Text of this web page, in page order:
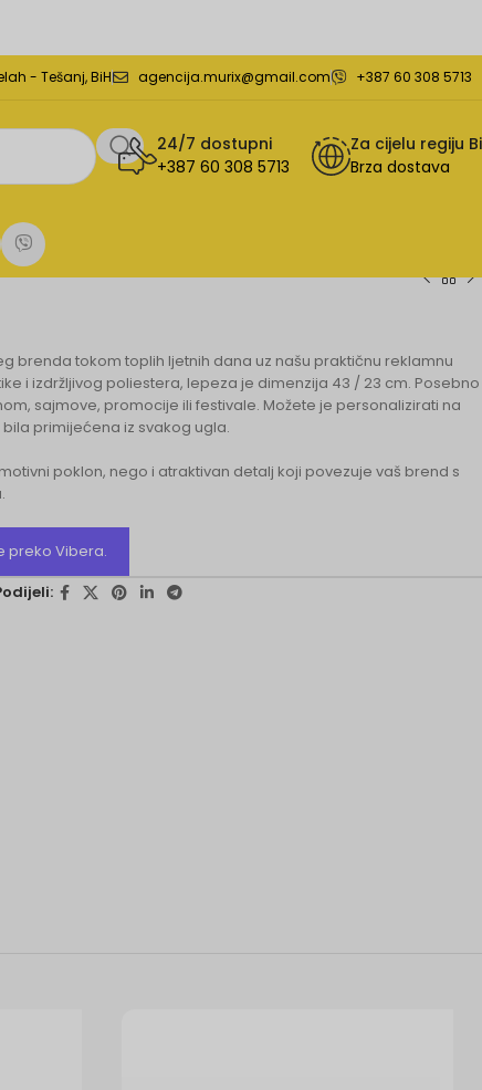
- Tešanj, BiH agencija.murix@gmail.com +387 60 308 5713
24/7 dostupni
+387 60 308 5713
Za cijelu regiju
Brza dostava
brenda tokom toplih ljetnih dana uz našu praktičnu reklamnu
i izdržljivog poliestera, lepeza je dimenzija 43 / 23 cm. Posebno
sajmove, promocije ili festivale. Možete je personalizirati na
primijećena iz svakog ugla.
poklon, nego i atraktivan detalj koji povezuje vaš brend s
preko Vibera.